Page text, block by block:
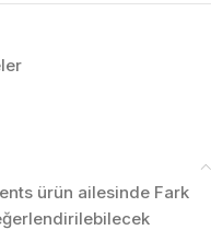
ürün ailesinde Fark